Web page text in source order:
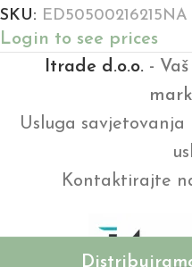
SKU: ED50500216215NA
Login to see prices
Itrade d.o.o.-
Usluga
Kontaktirajte